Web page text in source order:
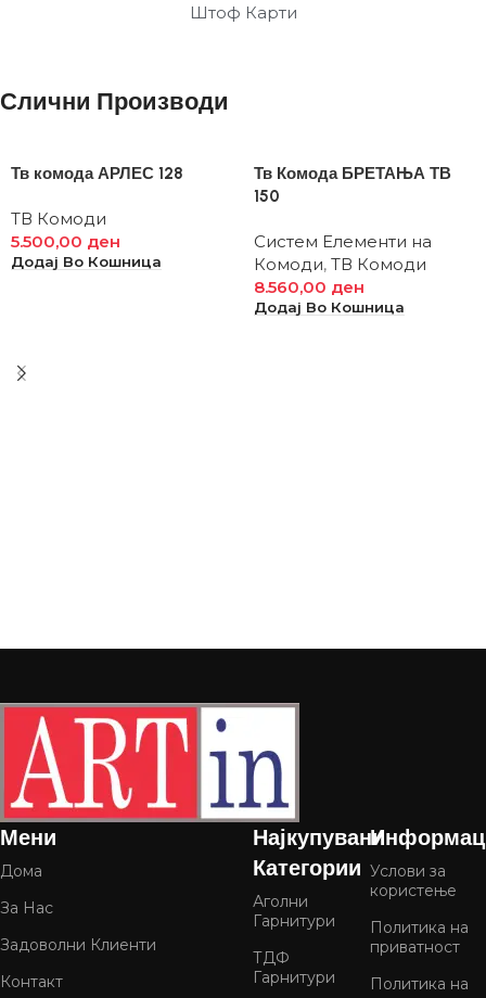
Штоф Карти
Слични Производи
Тв комода АРЛЕС 128
ТВ Комоди
5.500,00 ден
Додај Во Кошница
Тв Комода БРЕТАЊА ТВ
150
Систем Елементи на
Комоди, ТВ Комоди
8.560,00 ден
Додај Во Кошница
Мени
Дома
За Нас
Задоволни Клиенти
Контакт
Најкупувани
Категории
Аголни
Гарнитури
ТДФ
Гарнитури
Услови за
користење
Политика на
приватност
Политика на